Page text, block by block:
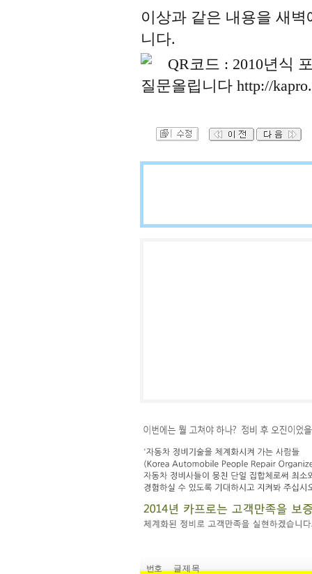
이상과 같은 내용을 새
니다.
번호 글 제 목